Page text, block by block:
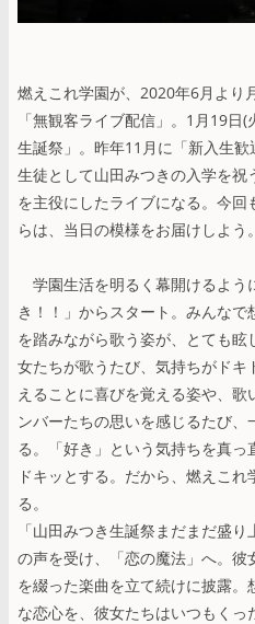
燃えこれ学園が、2020年6月より
「無観客ライブ配信」。1月19日
生誕祭」。昨年11月に「新入生
生徒として山田みつきの入学を
を主役にしたライブになる。今
らは、当日の模様をお届けしよう。
学園生活を明るく幕開けるよう
き！！」からスタート。みんな
を踏みながら歌う姿が、とても
女たちが歌うたび、気持ちがド
えることに喜びを覚える姿や、
ンバーたちの思いを感じるたび
る。「好き」という気持ちを真っ
ドキッとする。だから、燃えこ
る。
「山田みつき生誕祭まだまだ盛
の声を受け、「恋の魔法」へ。
を綴った楽曲を立て続けに披露
な恋心を、彼女たちはいつもく